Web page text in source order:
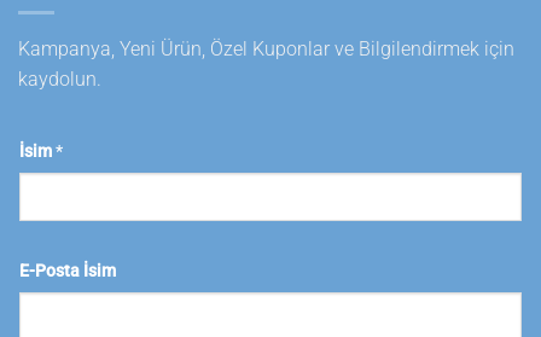
Kampanya, Yeni Ürün, Özel Kuponlar ve Bilgilendirmek için
kaydolun.
İsim*
E-Posta İsim